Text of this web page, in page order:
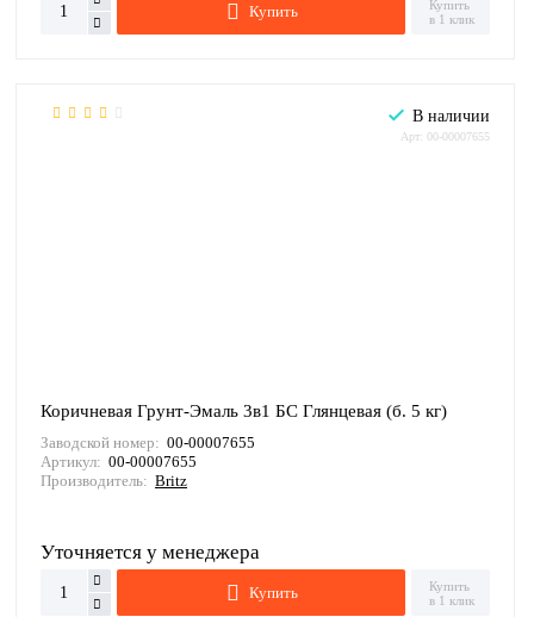
Купить
Купить
в 1 клик
В наличии
Арт: 00-00007655
Коричневая Грунт-Эмаль 3в1 БС Глянцевая (б. 5 кг)
Заводской номер: 00-00007655
Артикул: 00-00007655
Производитель: Britz
Уточняется у менеджера
Купить
Купить
в 1 клик